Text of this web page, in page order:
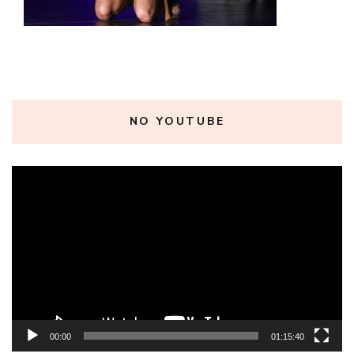
NO YOUTUBE
00:00 01:15:40